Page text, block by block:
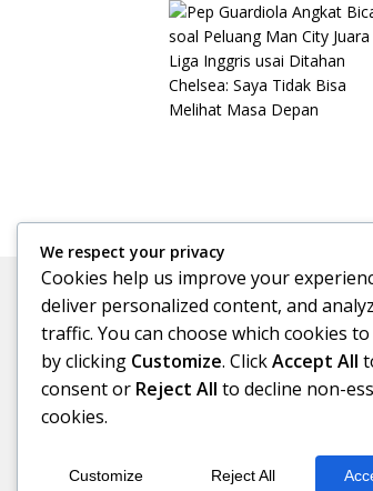
We respect your privacy
Cookies help us improve your
deliver personalized content, and
traffic. You can choose which cookies
by clicking Customize. ClickAccept All
consent or Reject All to decline non-
cookies.
Customize Reject All